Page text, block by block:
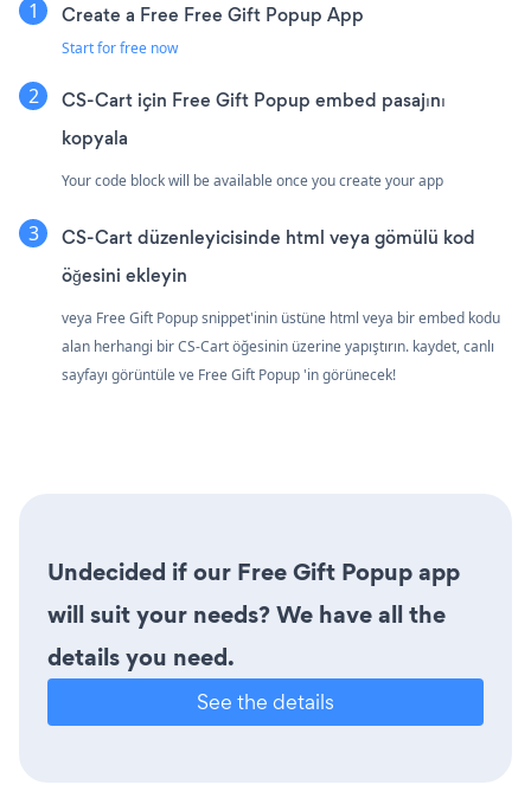
Create a Free Free Gift Popup App
Start for free now
CS-Cart için Free Gift Popup embed pasajını
kopyala
Your code block will be available once you create your app
CS-Cart düzenleyicisinde html veya gömülü kod
öğesini ekleyin
veya Free Gift Popup snippet'inin üstüne html veya bir embed kodu
alan herhangi bir CS-Cart öğesinin üzerine yapıştırın. kaydet, canlı
sayfayı görüntüle ve Free Gift Popup 'in görünecek!
Undecided if our Free Gift Popup app
will suit your needs? We have all the
details you need.
See the details